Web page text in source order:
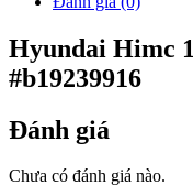
Hyundai Himc
#b19239916
Đánh giá
Chưa có đánh giá nào.